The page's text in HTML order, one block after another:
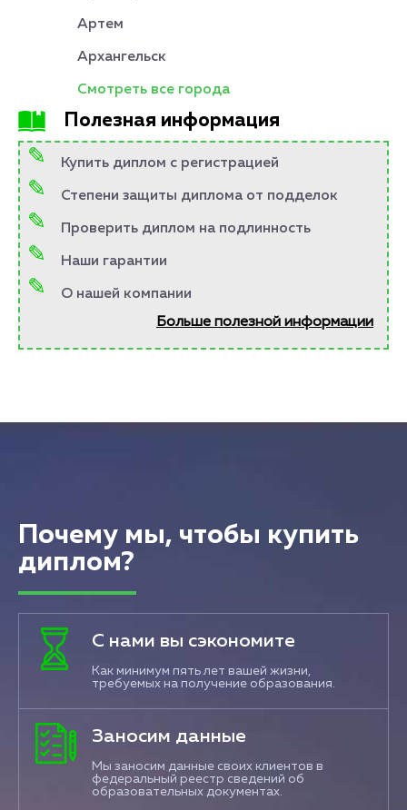
Артем
Архангельск
Смотреть все города
Полезная информация
Купить диплом с регистрацией
Степени защиты диплома от подделок
Проверить диплом на подлинность
Наши гарантии
О нашей компании
Больше полезной информации
Почему мы, чтобы купить
диплом?
С нами вы сэкономите
Как минимум пять лет вашей жизни,
требуемых на получение образования.
Заносим данные
Мы заносим данные своих клиентов в
федеральный реестр сведений об
образовательных документах.